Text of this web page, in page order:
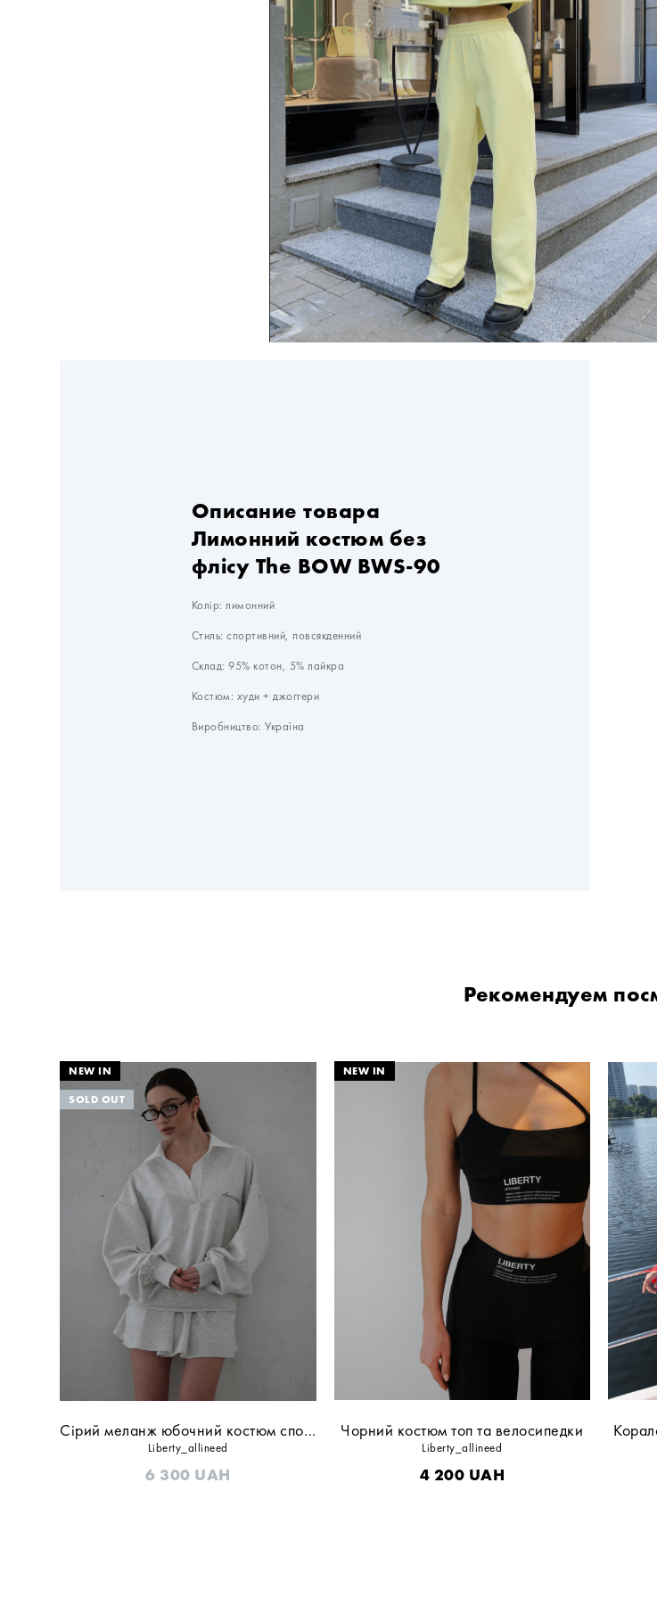
Описание товара
Лимонний костюм без
флісу The BOW BWS-90
Колір: лимонний
Стиль: спортивний, повсякденний
Склад: 95% котон, 5% лайкра
Костюм: худи + джоггери
Виробництво: Україна
Рекомендуем
Сірий меланж юбочний костюм спорт
Liberty_allineed
6 300 UAH
Чорний костюм топ та велосипедки
Liberty_allineed
4 200 UAH